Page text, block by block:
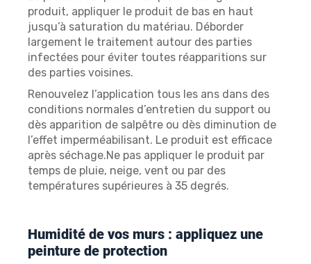
produit, appliquer le produit de bas en haut
jusqu’à saturation du matériau. Déborder
largement le traitement autour des parties
infectées pour éviter toutes réapparitions sur
des parties voisines.
Renouvelez l’application tous les ans dans des
conditions normales d’entretien du support ou
dès apparition de salpêtre ou dès diminution de
l’effet imperméabilisant. Le produit est efficace
après séchage.Ne pas appliquer le produit par
temps de pluie, neige, vent ou par des
températures supérieures à 35 degrés.
Humidité de vos murs : appliquez une
peinture de protection